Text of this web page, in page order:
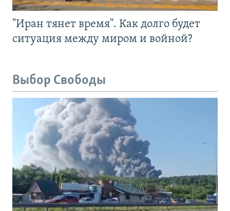
"Иран тянет время". Как долго будет
ситуация между миром и войной?
Выбор Свободы